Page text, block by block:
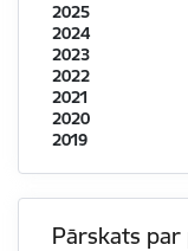
2025
2024
2023
2022
2021
2020
2019
Pārskats